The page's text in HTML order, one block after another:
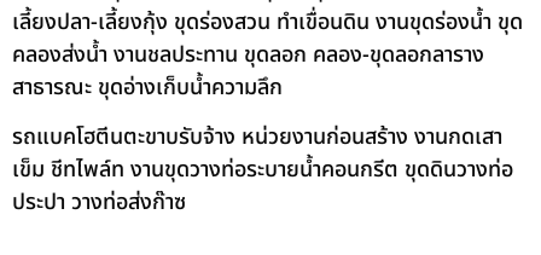
เลี้ยงปลา-เลี้ยงกุ้ง ขุดร่องสวน ทำเขื่อนดิน งานขุดร่องน้ำ ขุด
คลองส่งน้ำ งานชลประทาน ขุดลอก คลอง-ขุดลอกลาราง
สาธารณะ ขุดอ่างเก็บน้ำความลึก
รถแบคโฮตีนตะขาบรับจ้าง หน่วยงานก่อนสร้าง งานกดเสา
เข็ม ชีทไพล์ท งานขุดวางท่อระบายน้ำคอนกรีต ขุดดินวางท่อ
ประปา วางท่อส่งก๊าซ